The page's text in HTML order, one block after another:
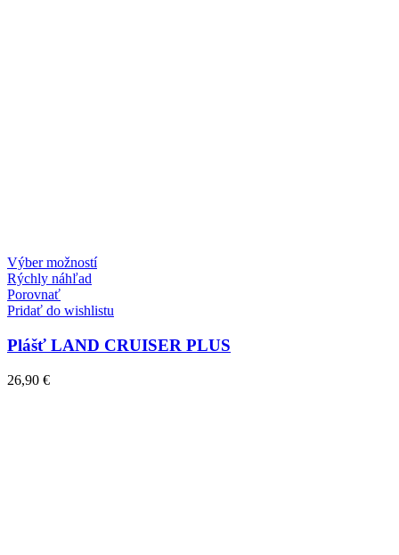
Výber možností
Rýchly náhľad
Porovnať
Pridať do wishlistu
Plášť LAND CRUISER PLUS
26,90 €